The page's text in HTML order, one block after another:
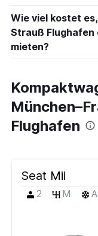
Wie viel kostet
Strauß Flughafen
mieten?
Flughafen
Seat Mii
2
M